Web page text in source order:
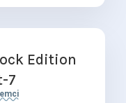
Edition
7